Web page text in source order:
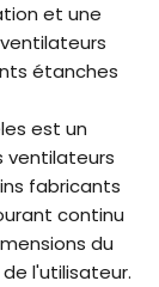
et une
étanches
est un
ventilateurs
fabricants
continu
du
l'utilisateur.